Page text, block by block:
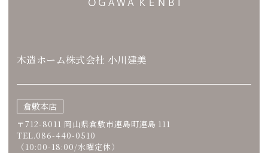
木造ホーム株式会社 小川建美
倉敷本店
〒712-8011 岡山県倉敷市連島町連島 111
TEL.086-440-0510
（10:00-18:00/水曜定休）